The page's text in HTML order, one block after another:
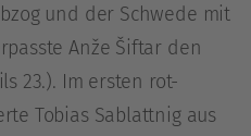
und der Schwede mit
Anže Šiftar den
23.). Im ersten rot-
Tobias Sablattnig aus